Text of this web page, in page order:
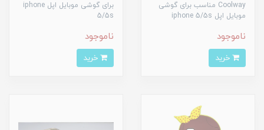
Coolway مناسب برای گوشی
موبایل اپل iphone 5/5s
ناموجود
برای گوشی موبایل اپل iphone
5/5s
ناموجود